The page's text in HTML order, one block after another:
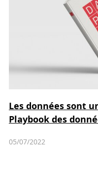
Les données sont
Playbook des
05/07/2022